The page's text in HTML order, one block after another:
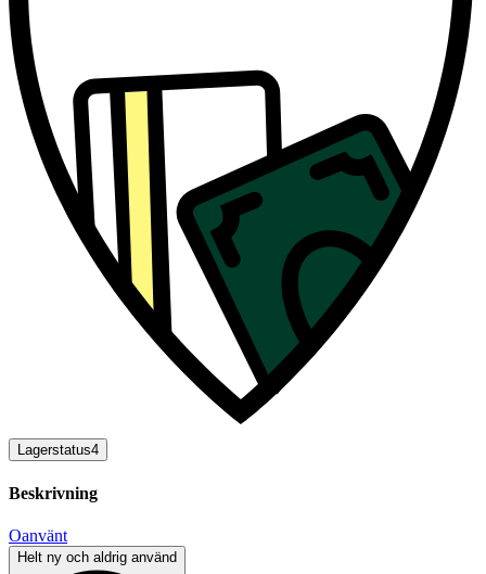
Lagerstatus4
Beskrivning
Oanvänt
Helt ny och aldrig använd